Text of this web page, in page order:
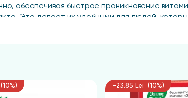
обеспечивая быстрое проникновение
Это делает их удобными для людей,
для поддержания иммунитета!
-23.85 Lei (10%)